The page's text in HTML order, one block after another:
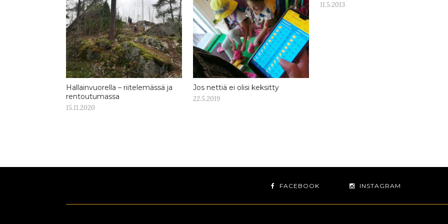
Hallainvuorella – riitelemässä ja
rentoutumassa
15.11.2020
Jos nettiä ei olisi keksitty
22.5.2019
11.5.2013
FACEBOOK INSTAGRAM